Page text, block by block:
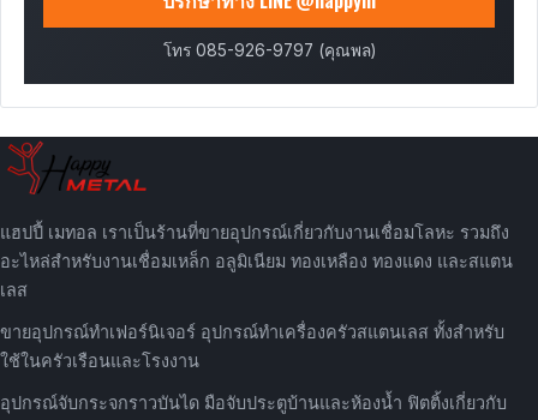
โทร 085-926-9797 (คุณพล)
แฮปปี้ เมทอล เราเป็นร้านที่ขายอุปกรณ์เกี่ยวกับงานเชื่อมโลหะ รวมถึง
อะไหล่สำหรับงานเชื่อมเหล็ก อลูมิเนียม ทองเหลือง ทองแดง และสแตน
เลส
ขายอุปกรณ์ทำเฟอร์นิเจอร์ อุปกรณ์ทำเครื่องครัวสแตนเลส ทั้งสำหรับ
ใช้ในครัวเรือนและโรงงาน
อุปกรณ์จับกระจกราวบันได มือจับประตูบ้านและห้องน้ำ ฟิตติ้งเกี่ยวกับ